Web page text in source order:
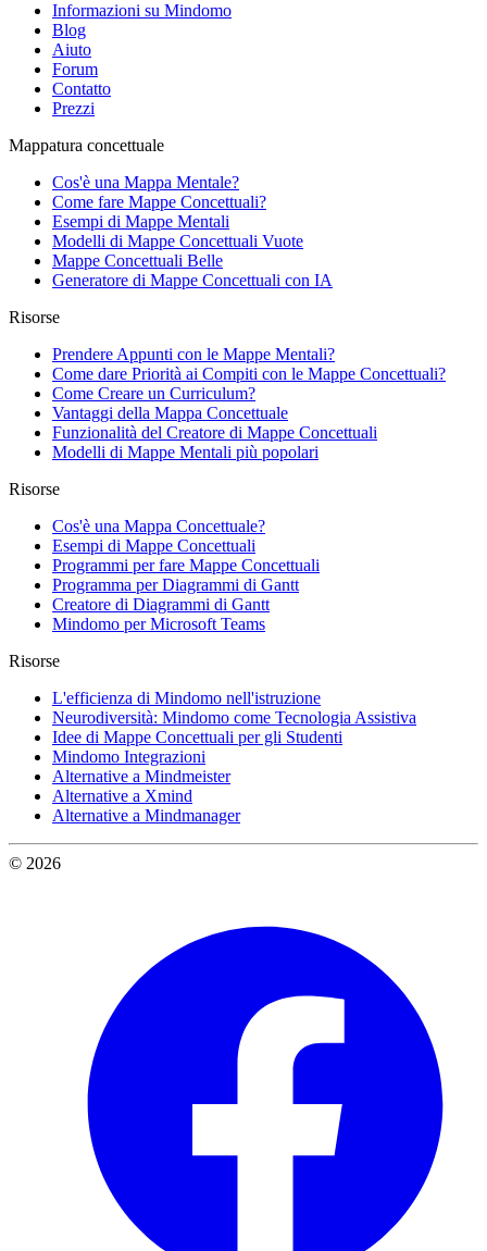
Informazioni su Mindomo
Blog
Aiuto
Forum
Contatto
Prezzi
Mappatura concettuale
Cos'è una Mappa Mentale?
Come fare Mappe Concettuali?
Esempi di Mappe Mentali
Modelli di Mappe Concettuali Vuote
Mappe Concettuali Belle
Generatore di Mappe Concettuali con IA
Risorse
Prendere Appunti con le Mappe Mentali?
Come dare Priorità ai Compiti con le Mappe Concettuali?
Come Creare un Curriculum?
Vantaggi della Mappa Concettuale
Funzionalità del Creatore di Mappe Concettuali
Modelli di Mappe Mentali più popolari
Risorse
Cos'è una Mappa Concettuale?
Esempi di Mappe Concettuali
Programmi per fare Mappe Concettuali
Programma per Diagrammi di Gantt
Creatore di Diagrammi di Gantt
Mindomo per Microsoft Teams
Risorse
L'efficienza di Mindomo nell'istruzione
Neurodiversità: Mindomo come Tecnologia Assistiva
Idee di Mappe Concettuali per gli Studenti
Mindomo Integrazioni
Alternative a Mindmeister
Alternative a Xmind
Alternative a Mindmanager
© 2026